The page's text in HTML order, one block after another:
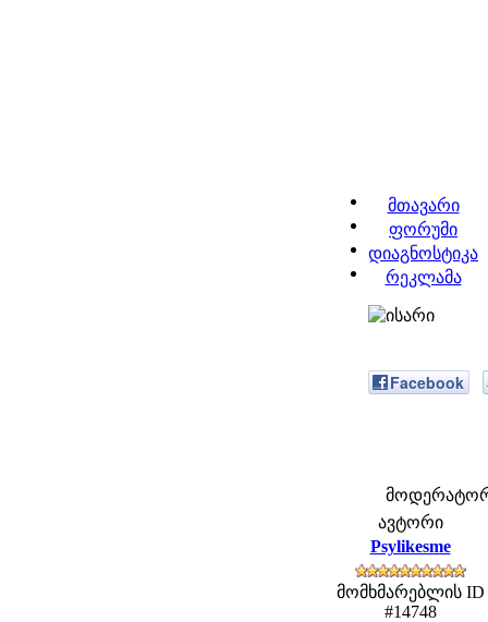
მთავარი
ფორუმი
დიაგნოსტიკა
რეკლამა
Facebook
ავტორი
Psylikesme
მომხმარებლის ID
#14748